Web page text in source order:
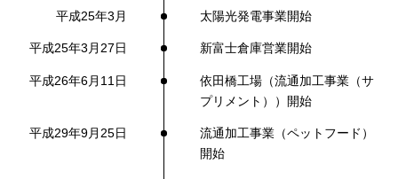
平成25年3月 太陽光発電事業開始
平成25年3月27日 新富士倉庫営業開始
平成26年6月11日
依田橋工場（流通加工事業（サ
プリメント））開始
平成29年9月25日
流通加工事業（ペットフード）
開始